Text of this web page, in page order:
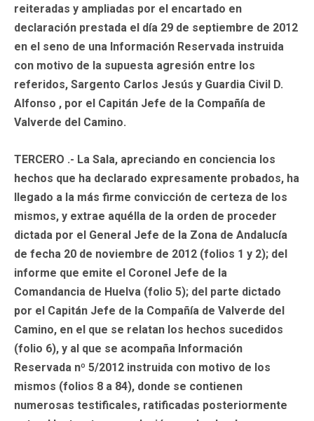
reiteradas y ampliadas por el encartado en
declaración prestada el día 29 de septiembre de 2012
en el seno de una Información Reservada instruida
con motivo de la supuesta agresión entre los
referidos, Sargento Carlos Jesús y Guardia Civil D.
Alfonso , por el Capitán Jefe de la Compañía de
Valverde del Camino.
TERCERO .- La Sala, apreciando en conciencia los
hechos que ha declarado expresamente probados, ha
llegado a la más firme convicción de certeza de los
mismos, y extrae aquélla de la orden de proceder
dictada por el General Jefe de la Zona de Andalucía
de fecha 20 de noviembre de 2012 (folios 1 y 2); del
informe que emite el Coronel Jefe de la
Comandancia de Huelva (folio 5); del parte dictado
por el Capitán Jefe de la Compañía de Valverde del
Camino, en el que se relatan los hechos sucedidos
(folio 6), y al que se acompaña Información
Reservada nº 5/2012 instruida con motivo de los
mismos (folios 8 a 84), donde se contienen
numerosas testificales, ratificadas posteriormente